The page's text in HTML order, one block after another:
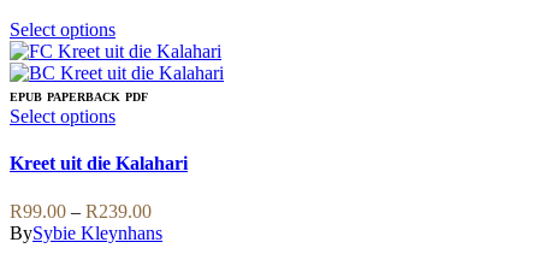
Select optionsThis
product
has
multiple
variants.
options
be
chosen
on
EPUB PAPERBACK PDF
Select optionsThis
has
variants.
The
options
Kreet uit die Kalahari
R99.00 – R239.00Price
range:
BySybie Kleynhans